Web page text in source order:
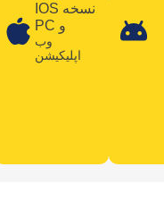
نسخه IOS
و PC
وب
اپلیکیشن